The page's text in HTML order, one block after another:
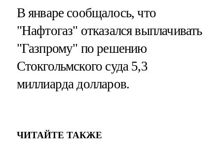
В январе сообщалось, что
"Нафтогаз" отказался выплачивать
"Газпрому" по решению
Стокгольмского суда 5,3
миллиарда долларов.
ЧИТАЙТЕ ТАКЖЕ